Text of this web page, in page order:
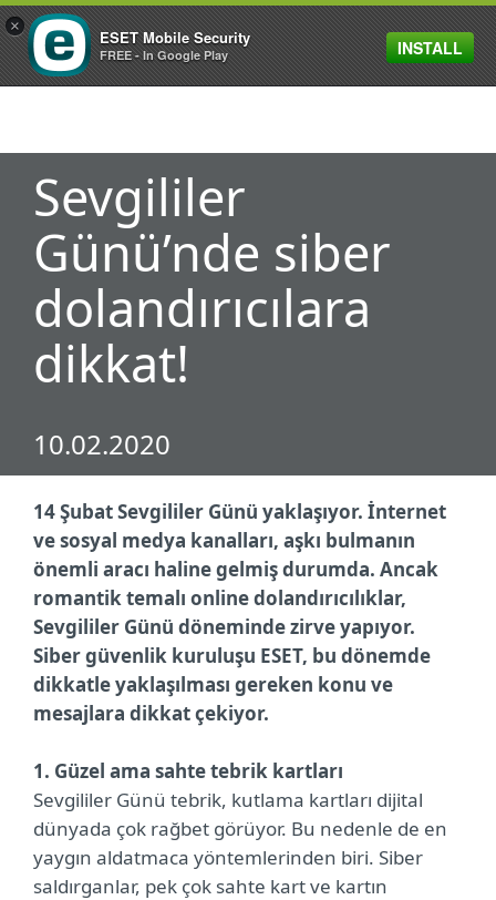
MENU
Sevgililer
Günü’nde siber
dolandırıcılara
dikkat!
10.02.2020
14 Şubat Sevgililer Günü yaklaşıyor. İnternet
ve sosyal medya kanalları, aşkı bulmanın
önemli aracı haline gelmiş durumda. Ancak
romantik temalı online dolandırıcılıklar,
Sevgililer Günü döneminde zirve yapıyor.
Siber güvenlik kuruluşu ESET, bu dönemde
dikkatle yaklaşılması gereken konu ve
mesajlara dikkat çekiyor.
1. Güzel ama sahte tebrik kartları
Sevgililer Günü tebrik, kutlama kartları dijital
dünyada çok rağbet görüyor. Bu nedenle de en
yaygın aldatmaca yöntemlerinden biri. Siber
saldırganlar, pek çok sahte kart ve kartın
×
ESET Mobile Security
FREE - In Google Play INSTALL